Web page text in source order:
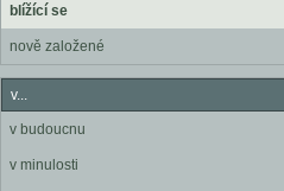
blížící se
nově založené
v...
v budoucnu
v minulosti